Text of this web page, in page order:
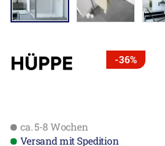
-36%
ca. 5-8 Wochen
Versand mit Spedition